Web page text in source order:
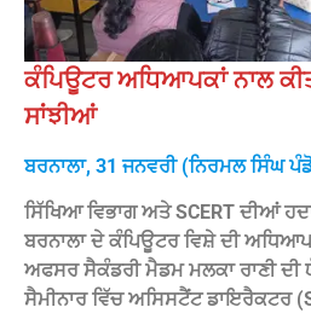
ਕੰਪਿਊਟਰ ਅਧਿਆਪਕਾਂ ਨਾਲ
ਸਾਂਝੀਆਂ
ਬਰਨਾਲਾ, 31 ਜਨਵਰੀ (ਨਿਰਮਲ ਸਿੰਘ
ਸਿੱਖਿਆ ਵਿਭਾਗ ਅਤੇ SCERT ਦੀਆਂ
ਬਰਨਾਲਾ ਦੇ ਕੰਪਿਊਟਰ ਵਿਸ਼ੇ ਦੀ
ਅਫਸਰ ਸੈਕੰਡਰੀ ਮੈਡਮ ਮਲਕਾ ਰਾਣੀ
ਸੈਮੀਨਾਰ ਵਿੱਚ ਅਸਿਸਟੈਂਟ ਡਾਇਰੈਕਟਰ